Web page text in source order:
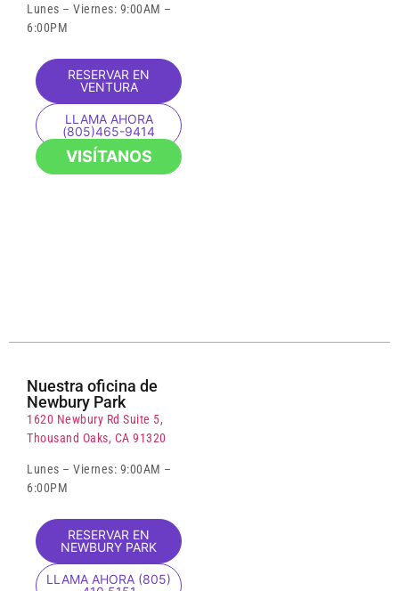
Lunes – Viernes: 9:00AM –
6:00PM
RESERVAR EN
VENTURA
LLAMA AHORA
(805)465-9414
VISÍTANOS
Nuestra oficina de
Newbury Park
1620 Newbury Rd Suite 5,
Thousand Oaks, CA 91320
Lunes – Viernes: 9:00AM –
6:00PM
RESERVAR EN
NEWBURY PARK
LLAMA AHORA (805)